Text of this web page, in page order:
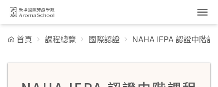
跳到主要內容
首頁 課程總覽 國際認證 NAHA IFPA 認證中階課